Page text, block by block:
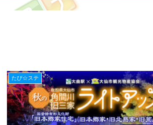
たび☆ステ